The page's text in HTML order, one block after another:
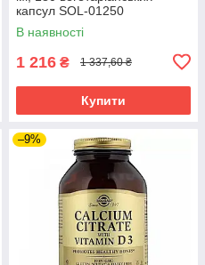
капсул SOL-01250
В наявності
1 216 ₴ 1 337,60 ₴
Купити
–9%